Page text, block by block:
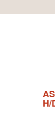
H/